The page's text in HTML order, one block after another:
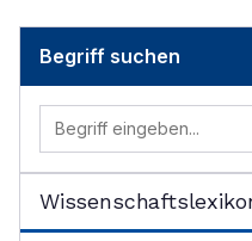
Begriff suchen